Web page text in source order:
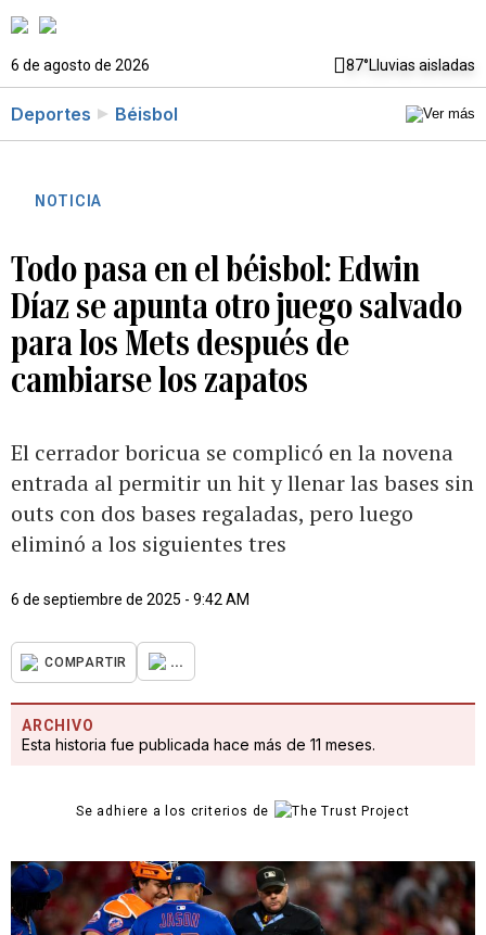
6 de agosto de 2026 87°Lluvias aisladas
Deportes Béisbol
NOTICIA
Todo pasa en el béisbol: Edwin
Díaz se apunta otro juego salvado
para los Mets después de
cambiarse los zapatos
El cerrador boricua se complicó en la novena
entrada al permitir un hit y llenar las bases sin
outs con dos bases regaladas, pero luego
eliminó a los siguientes tres
6 de septiembre de 2025 - 9:42 AM
COMPARTIR ...
ARCHIVO
Esta historia fue publicada hace más de 11 meses.
Se adhiere a los criterios de